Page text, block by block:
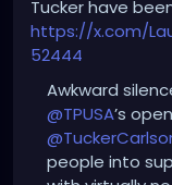
Tucker have
https://x.com/
52444
Awkward
@TPUSA’s
people into